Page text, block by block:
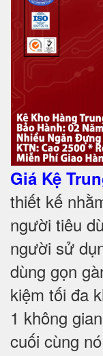
Giá Kệ
thiết kế
người tiêu
người sử
dùng gọn
kiệm tối đa
1 không
cuối cùng nó